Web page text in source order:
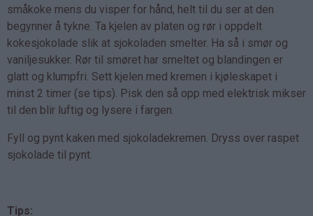
småkoke mens du visper for hånd, helt til du ser at den
begynner å tykne. Ta kjelen av platen og rør i oppdelt
kokesjokolade slik at sjokoladen smelter. Ha så i smør og
vaniljesukker. Rør til smøret har smeltet og blandingen er
glatt og klumpfri. Sett kjelen med kremen i kjøleskapet i
minst 2 timer (se tips). Pisk den så opp med elektrisk mikser
til den blir luftig og lysere i fargen.
Fyll og pynt kaken med sjokoladekremen. Dryss over raspet
sjokolade til pynt.
Tips: